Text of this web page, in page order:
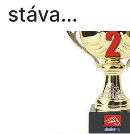
stáva...